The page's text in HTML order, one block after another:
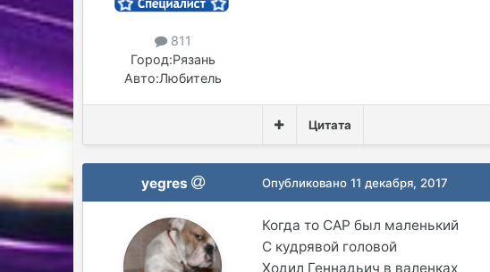
811
Город:Рязань
Авто:Любитель
Цитата
yegres Опубликовано11 декабря, 2017
Когда то САР был маленький
С кудрявой головой
Ходил Геннадьич в валенках